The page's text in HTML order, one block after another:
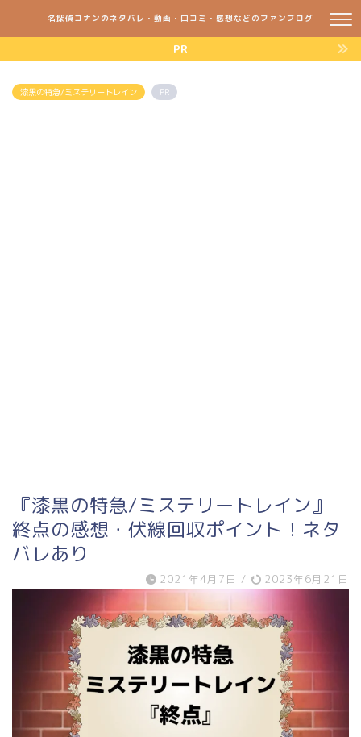
名探偵コナンのネタバレ・動画・口コミ・感想などのファンブログ
PR
漆黒の特急/ミステリートレイン PR
『漆黒の特急/ミステリートレイン』
終点の感想・伏線回収ポイント！ネタ
バレあり
2021年4月7日 / 2023年6月21日